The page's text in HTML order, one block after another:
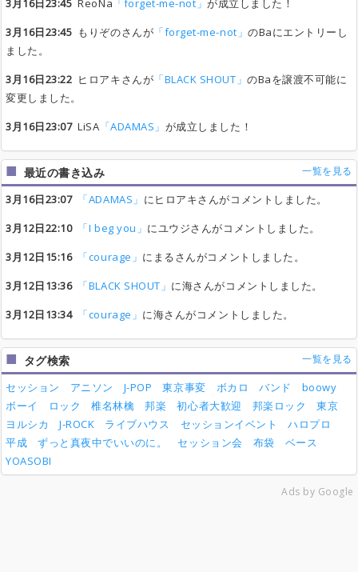
3月16日23:45 ReoNa 「forget-me-not」が成立しました！
3月16日23:45 もりぞのさんが 「forget-me-not」のBaにエントリーし
ました。
3月16日23:22 ヒロアキさんが 「BLACK SHOUT」のBaを譲渡不可能に
変更しました。
3月16日23:07LiSA 「ADAMAS」 が成立しました！
最近の書き込み 一覧を見る
3月16日23:07 「ADAMAS」 にヒロアキさんがコメントしました。
3月12日22:10
「I beg you」 にユウジさんがコメントしました。
3月12日15:16
「courage」 にまるさんがコメントしました。
3月12日13:36
「BLACK SHOUT」 に海さんがコメントしました。
3月12日13:34
「courage」 に海さんがコメントしました。
タグ検索 一覧を見る
セッション アニソン J-POP 東京事変 ボカロ バンド
boowy
ボーイ
ロック 椎名林檎 邦楽 初心者大歓迎 邦楽ロック
東京
ヨルシカ
J-ROCK ライブハウス セッションイベント
ハロプロ
平成
ずっと真夜中でいいのに。 セッション会 布袋
ベース
YOASOBI
Ads by Google